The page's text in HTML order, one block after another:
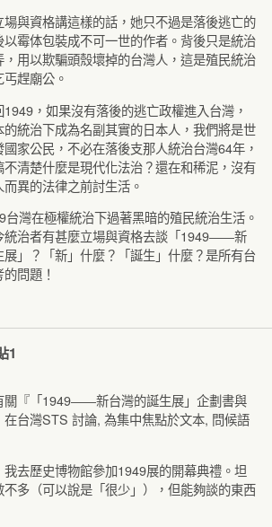
場與資格講這樣的話，她只不過是落後逃亡的
以霉体包裝成不可一世的作者。背後只是統治
，用以欺騙頭殼壞掉的台灣人，這是殖民統治
趕廟公。
，如果沒有落後的逃亡政權進入台灣，
的統治下成為名副其實的日本人，我們將是世
家公民，不必在落後支那人統治台灣64年，
不清楚什麼是現代化法治？還在和稀泥，沒有
異的法律之前討生活。
台灣在極權統治下過著黑暗的殖民統治生活。
統治者有甚麼立場與資格去談「1949――新
展」？「新」什麼？「誕生」什麼？是所有台
問題！
1
關『「1949――新台灣的誕生展」企劃書與
在台灣STS 討論, 為集中焦點於文本, 問候語
去歷史博物館參加1949展的開幕典禮。坦
不多（可以說是「很少」），但能夠談的東西